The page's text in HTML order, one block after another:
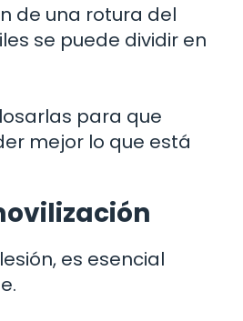
de una rotura del
se puede dividir en
para que
mejor lo que está
es esencial